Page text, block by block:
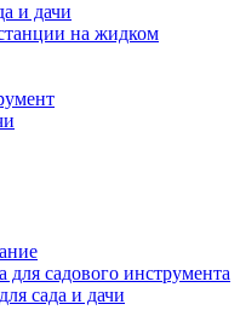
и дачи
на жидком
для садового инструмента
сада и дачи